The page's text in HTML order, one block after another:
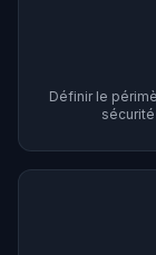
Définir le